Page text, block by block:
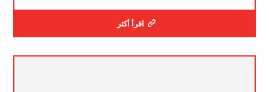
اقرأ أكثر